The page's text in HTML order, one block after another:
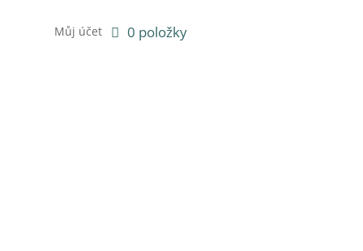
Můj účet 0 položky